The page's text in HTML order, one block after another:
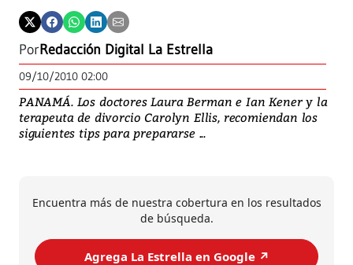
PorRedacción Digital La Estrella
09/10/2010 02:00
PANAMÁ. Los doctores Laura Berman e Ian Kener y la
terapeuta de divorcio Carolyn Ellis, recomiendan los
siguientes tips para prepararse ...
Encuentra más de nuestra cobertura en los resultados
de búsqueda.
Agrega La Estrella en Google ↗️